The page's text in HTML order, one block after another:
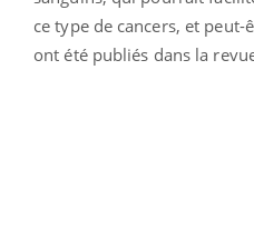
ce type de cancers, et peut-
ont été publiés dans la